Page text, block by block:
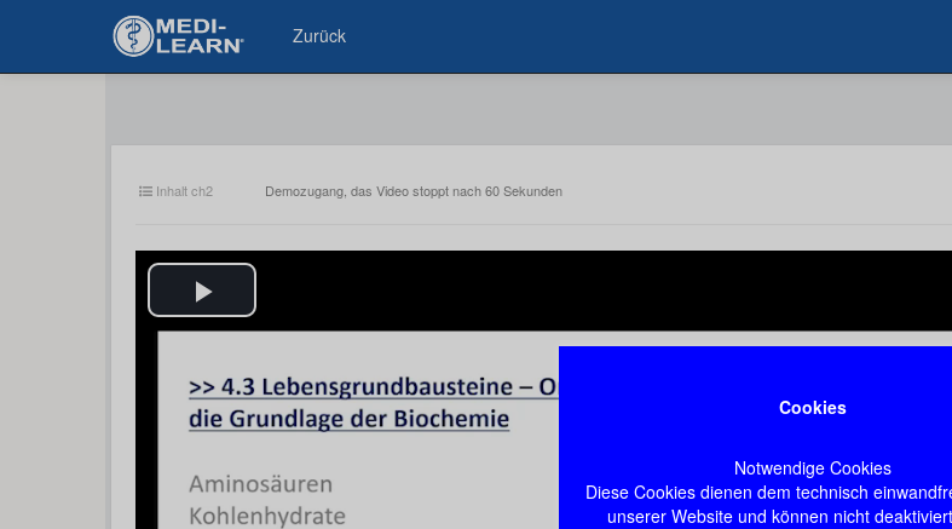
Cookies
Notwendige Cookies
Diese Cookies dienen dem technisch
unserer Website und können nicht
Zurück
Inhalt ch2 Demozugang, das Video stoppt nach 60 Sekunden
Play
Video